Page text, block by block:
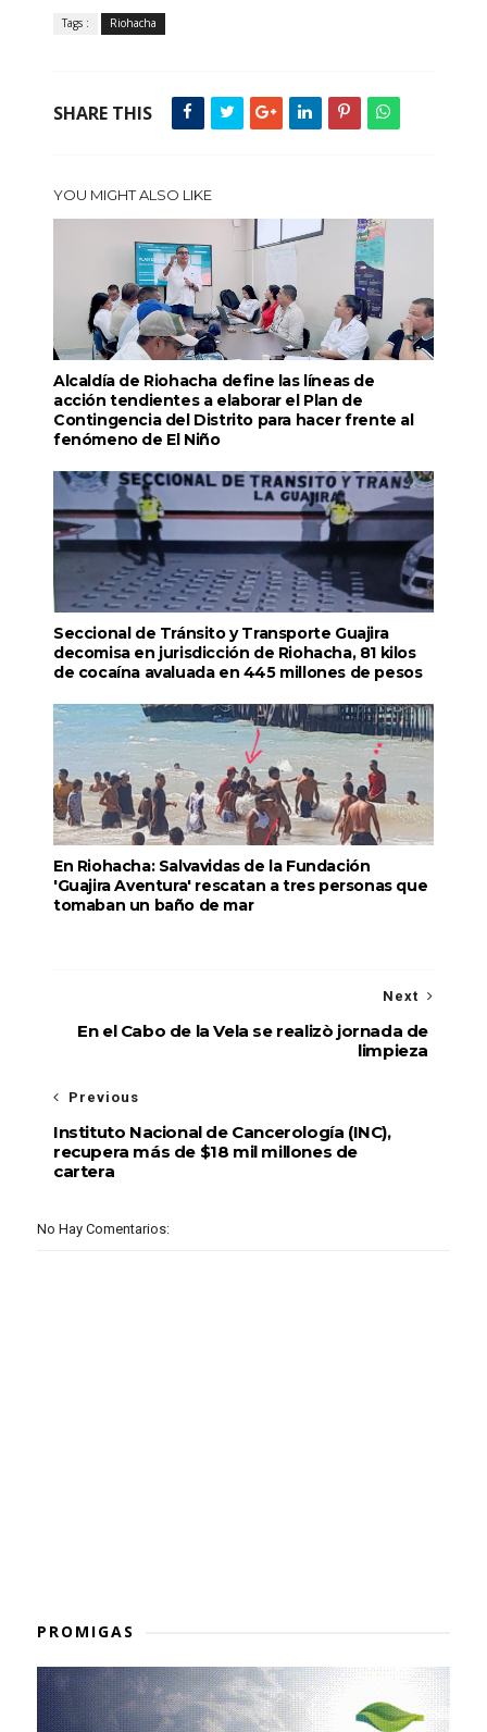
Tags : Riohacha
SHARE THIS
YOU MIGHT ALSO LIKE
Alcaldía de Riohacha define las líneas de
acción tendientes a elaborar el Plan de
Contingencia del Distrito para hacer frente al
fenómeno de El Niño
Seccional de Tránsito y Transporte Guajira
decomisa en jurisdicción de Riohacha, 81 kilos
de cocaína avaluada en 445 millones de pesos
En Riohacha: Salvavidas de la Fundación
'Guajira Aventura' rescatan a tres personas que
tomaban un baño de mar
Next
En el Cabo de la Vela se realizò jornada de
limpieza
Previous
Instituto Nacional de Cancerología (INC),
recupera más de $18 mil millones de
cartera
No Hay Comentarios:
PROMIGAS